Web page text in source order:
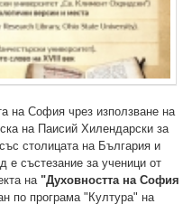
на София чрез използване на
на Паисий Хилендарски за
столицата на България и
е състезание за ученици от
на "Духовността на София
по програма "Култура" на